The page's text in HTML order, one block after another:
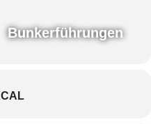
Bunkerführungen